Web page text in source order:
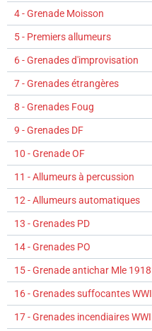
4 - Grenade Moisson
5 - Premiers allumeurs
6 - Grenades d'improvisation
7 - Grenades étrangères
8 - Grenades Foug
9 - Grenades DF
10 - Grenade OF
11 - Allumeurs à percussion
12 - Allumeurs automatiques
13 - Grenades PD
14 - Grenades PO
15 - Grenade antichar Mle 1918
16 - Grenades suffocantes WWI
17 - Grenades incendiaires WWI